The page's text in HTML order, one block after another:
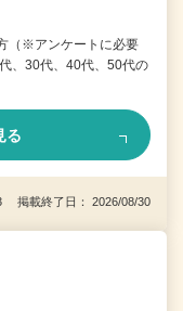
（※アンケートに必要
、30代、40代、50代の
る
掲載終了日： 2026/08/30